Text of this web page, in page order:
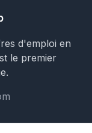
d'emploi en
le premier